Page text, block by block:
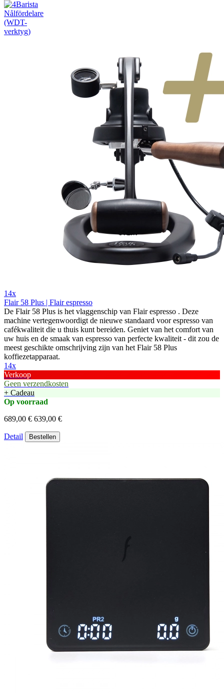
14x
Flair 58 Plus | Flair espresso
De Flair 58 Plus is het vlaggenschip van Flair espresso . Deze
machine vertegenwoordigt de nieuwe standaard voor espresso van
cafékwaliteit die u thuis kunt bereiden. Geniet van het comfort van
uw huis en de smaak van espresso van perfecte kwaliteit - dit zou de
meest geschikte omschrijving zijn van het Flair 58 Plus
koffiezetapparaat.
14x
Verkoop
Geen verzendkosten
+ Cadeau
Op voorraad
689,00 € 639,00 €
Detail Bestellen